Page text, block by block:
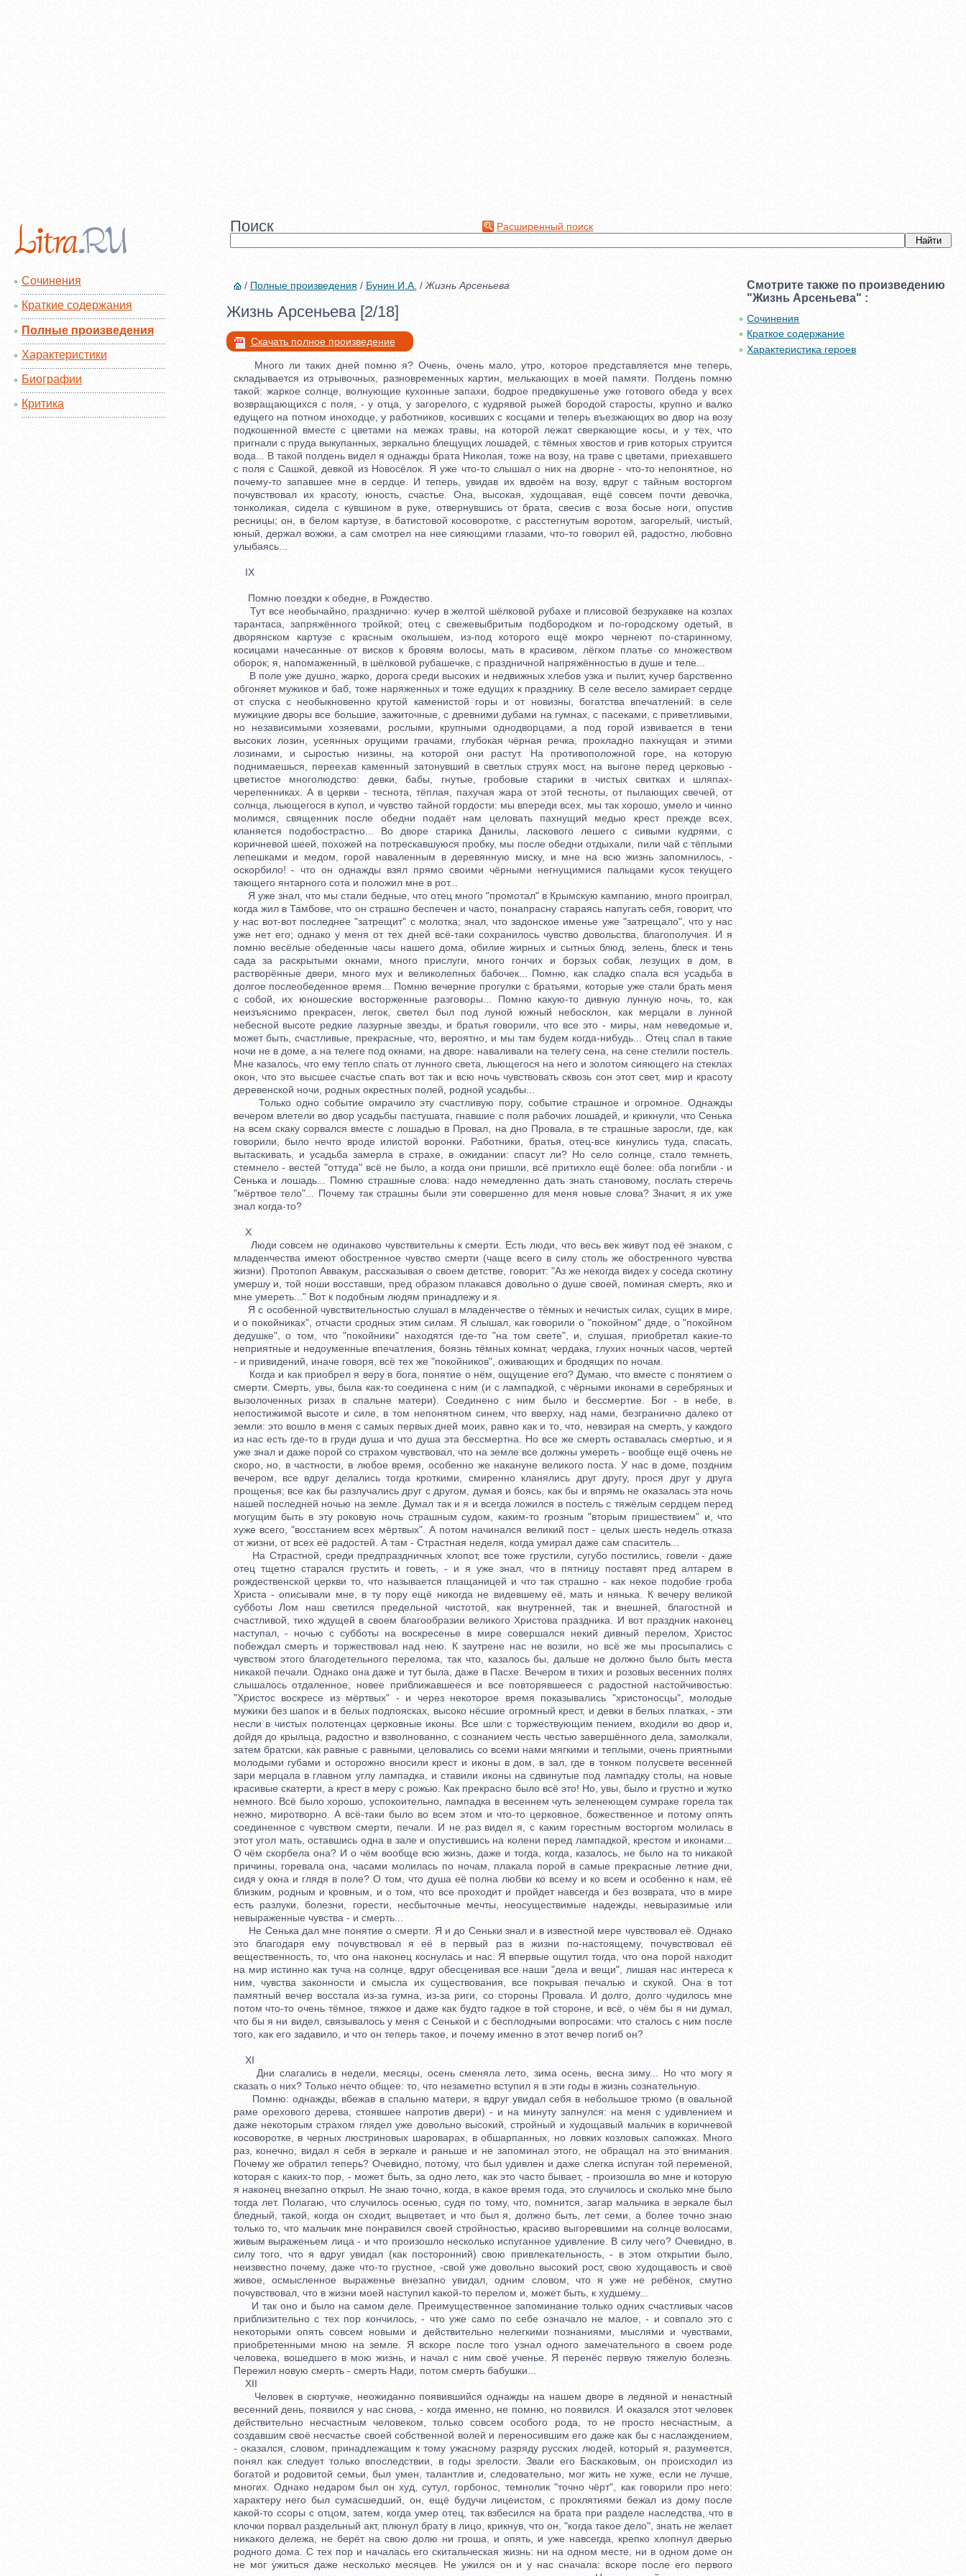
Поиск Расширенный поиск
Сочинения
Краткие содержания
Полные произведения
Характеристики
Биографии
Критика
/ Полные произведения / Бунин И.А. / Жизнь Арсеньева
Жизнь Арсеньева [2/18]
Скачать полное произведение
Много ли таких дней помню я? Очень, очень мало, утро, которое представляется мне теперь,
складывается из отрывочных, разновременных картин, мелькающих в моей памяти. Полдень помню
такой: жаркое солнце, волнующие кухонные запахи, бодрое предвкушенье уже готового обеда у всех
возвращающихся с поля, - у отца, у загорелого, с кудрявой рыжей бородой старосты, крупно и валко
едущего на потном иноходце, у работников, косивших с косцами и теперь въезжающих во двор на возу
подкошенной вместе с цветами на межах травы, на которой лежат сверкающие косы, и у тех, что
пригнали с пруда выкупанных, зеркально блещущих лошадей, с тёмных хвостов и грив которых струится
вода... В такой полдень видел я однажды брата Николая, тоже на возу, на траве с цветами, приехавшего
с поля с Сашкой, девкой из Новосёлок. Я уже что-то слышал о них на дворне - что-то непонятное, но
почему-то запавшее мне в сердце. И теперь, увидав их вдвоём на возу, вдруг с тайным восторгом
почувствовал их красоту, юность, счастье. Она, высокая, худощавая, ещё совсем почти девочка,
тонколикая, сидела с кувшином в руке, отвернувшись от брата, свесив с воза босые ноги, опустив
ресницы; он, в белом картузе, в батистовой косоворотке, с расстегнутым воротом, загорелый, чистый,
юный, держал вожжи, а сам смотрел на нее сияющими глазами, что-то говорил ей, радостно, любовно
улыбаясь...
IX
Помню поездки к обедне, в Рождество.
Тут все необычайно, празднично: кучер в желтой шёлковой рубахе и плисовой безрукавке на козлах
тарантаса, запряжённого тройкой; отец с свежевыбритым подбородком и по-городскому одетый, в
дворянском картузе с красным околышем, из-под которого ещё мокро чернеют по-старинному,
косицами начесанные от висков к бровям волосы, мать в красивом, лёгком платье со множеством
оборок; я, напомаженный, в шёлковой рубашечке, с праздничной напряжённостью в душе и теле...
В поле уже душно, жарко, дорога среди высоких и недвижных хлебов узка и пылит, кучер барственно
обгоняет мужиков и баб, тоже наряженных и тоже едущих к празднику. В селе весело замирает сердце
от спуска с необыкновенно крутой каменистой горы и от новизны, богатства впечатлений: в селе
мужицкие дворы все большие, зажиточные, с древними дубами на гумнах, с пасеками, с приветливыми,
но независимыми хозяевами, рослыми, крупными однодворцами, а под горой извивается в тени
высоких лозин, усеянных орущими грачами, глубокая чёрная речка, прохладно пахнущая и этими
лозинами, и сыростью низины, на которой они растут. На противоположной горе, на которую
поднимаешься, переехав каменный затонувший в светлых струях мост, на выгоне перед церковью -
цветистое многолюдство: девки, бабы, гнутые, гробовые старики в чистых свитках и шляпах-
черепенниках. А в церкви - теснота, тёплая, пахучая жара от этой тесноты, от пылающих свечей, от
солнца, льющегося в купол, и чувство тайной гордости: мы впереди всех, мы так хорошо, умело и чинно
молимся, священник после обедни подаёт нам целовать пахнущий медью крест прежде всех,
кланяется подобострастно... Во дворе старика Данилы, ласкового лешего с сивыми кудрями, с
коричневой шеей, похожей на потрескавшуюся пробку, мы после обедни отдыхали, пили чай с тёплыми
лепешками и медом, горой наваленным в деревянную миску, и мне на всю жизнь запомнилось, -
оскорбило! - что он однажды взял прямо своими чёрными негнущимися пальцами кусок текущего
тающего янтарного сота и положил мне в рот...
Я уже знал, что мы стали бедные, что отец много "промотал" в Крымскую кампанию, много проиграл,
когда жил в Тамбове, что он страшно беспечен и часто, понапрасну стараясь напугать себя, говорит, что
у нас вот-вот последнее "затрещит" с молотка; знал, что задонское именье уже "затрещало", что у нас
уже нет его; однако у меня от тех дней всё-таки сохранилось чувство довольства, благополучия. И я
помню весёлые обеденные часы нашего дома, обилие жирных и сытных блюд, зелень, блеск и тень
сада за раскрытыми окнами, много прислуги, много гончих и борзых собак, лезущих в дом, в
растворённые двери, много мух и великолепных бабочек... Помню, как сладко спала вся усадьба в
долгое послеобеденное время... Помню вечерние прогулки с братьями, которые уже стали брать меня
с собой, их юношеские восторженные разговоры... Помню какую-то дивную лунную ночь, то, как
неизъяснимо прекрасен, легок, светел был под луной южный небосклон, как мерцали в лунной
небесной высоте редкие лазурные звезды, и братья говорили, что все это - миры, нам неведомые и,
может быть, счастливые, прекрасные, что, вероятно, и мы там будем когда-нибудь... Отец спал в такие
ночи не в доме, а на телеге под окнами, на дворе: наваливали на телегу сена, на сене стелили постель.
Мне казалось, что ему тепло спать от лунного света, льющегося на него и золотом сияющего на стеклах
окон, что это высшее счастье спать вот так и всю ночь чувствовать сквозь сон этот свет, мир и красоту
деревенской ночи, родных окрестных полей, родной усадьбы...
Только одно событие омрачило эту счастливую пору, событие страшное и огромное. Однажды
вечером влетели во двор усадьбы пастушата, гнавшие с поля рабочих лошадей, и крикнули, что Сенька
на всем скаку сорвался вместе с лошадью в Провал, на дно Провала, в те страшные заросли, где, как
говорили, было нечто вроде илистой воронки. Работники, братья, отец-все кинулись туда, спасать,
вытаскивать, и усадьба замерла в страхе, в ожидании: спасут ли? Но село солнце, стало темнеть,
стемнело - вестей "оттуда" всё не было, а когда они пришли, всё притихло ещё более: оба погибли - и
Сенька и лошадь... Помню страшные слова: надо немедленно дать знать становому, послать стеречь
"мёртвое тело"... Почему так страшны были эти совершенно для меня новые слова? Значит, я их уже
знал когда-то?
X
Люди совсем не одинаково чувствительны к смерти. Есть люди, что весь век живут под её знаком, с
младенчества имеют обостренное чувство смерти (чаще всего в силу столь же обостренного чувства
жизни). Протопоп Аввакум, рассказывая о своем детстве, говорит: "Аз же некогда видех у соседа скотину
умершу и, той ноши восставши, пред образом плакався довольно о душе своей, поминая смерть, яко и
мне умереть..." Вот к подобным людям принадлежу и я.
Я с особенной чувствительностью слушал в младенчестве о тёмных и нечистых силах, сущих в мире,
и о покойниках", отчасти сродных этим силам. Я слышал, как говорили о "покойном" дяде, о "покойном
дедушке", о том, что "покойники" находятся где-то "на том свете", и, слушая, приобретал какие-то
неприятные и недоуменные впечатления, боязнь тёмных комнат, чердака, глухих ночных часов, чертей
- и привидений, иначе говоря, всё тех же "покойников", оживающих и бродящих по ночам.
Когда и как приобрел я веру в бога, понятие о нём, ощущение его? Думаю, что вместе с понятием о
смерти. Смерть, увы, была как-то соединена с ним (и с лампадкой, с чёрными иконами в серебряных и
вызолоченных ризах в спальне матери). Соединено с ним было и бессмертие. Бог - в небе, в
непостижимой высоте и силе, в том непонятном синем, что вверху, над нами, безгранично далеко от
земли: это вошло в меня с самых первых дней моих, равно как и то, что, невзирая на смерть, у каждого
из нас есть где-то в груди душа и что душа эта бессмертна. Но все же смерть оставалась смертью, и я
уже знал и даже порой со страхом чувствовал, что на земле все должны умереть - вообще ещё очень не
скоро, но, в частности, в любое время, особенно же накануне великого поста. У нас в доме, поздним
вечером, все вдруг делались тогда кроткими, смиренно кланялись друг другу, прося друг у друга
прощенья; все как бы разлучались друг с другом, думая и боясь, как бы и впрямь не оказалась эта ночь
нашей последней ночью на земле. Думал так и я и всегда ложился в постель с тяжёлым сердцем перед
могущим быть в эту роковую ночь страшным судом, каким-то грозным "вторым пришествием" и, что
хуже всего, "восстанием всех мёртвых". А потом начинался великий пост - целых шесть недель отказа
от жизни, от всех её радостей. А там - Страстная неделя, когда умирал даже сам спаситель...
На Страстной, среди предпраздничных хлопот, все тоже грустили, сугубо постились, говели - даже
отец тщетно старался грустить и говеть, - и я уже знал, что в пятницу поставят пред алтарем в
рождественской церкви то, что называется плащаницей и что так страшно - как некое подобие гроба
Христа - описывали мне, в ту пору ещё никогда не видевшему её, мать и нянька. К вечеру великой
субботы Лом наш светился предельной чистотой, как внутренней, так и внешней, благостной и
счастливой, тихо ждущей в своем благообразии великого Христова праздника. И вот праздник наконец
наступал, - ночью с субботы на воскресенье в мире совершался некий дивный перелом, Христос
побеждал смерть и торжествовал над нею. К заутрене нас не возили, но всё же мы просыпались с
чувством этого благодетельного перелома, так что, казалось бы, дальше не должно было быть места
никакой печали. Однако она даже и тут была, даже в Пасхе. Вечером в тихих и розовых весенних полях
слышалось отдаленное, новее приближавшееся и все повторявшееся с радостной настойчивостью:
"Христос воскресе из мёртвых" - и через некоторое время показывались "христоносцы", молодые
мужики без шапок и в белых подпоясках, высоко нёсшие огромный крест, и девки в белых платках, - эти
несли в чистых полотенцах церковные иконы. Все шли с торжествующим пением, входили во двор и,
дойдя до крыльца, радостно и взволнованно, с сознанием честь честью завершённого дела, замолкали,
затем братски, как равные с равными, целовались со всеми нами мягкими и теплыми, очень приятными
молодыми губами и осторожно вносили крест и иконы в дом, в зал, где в тонком полусвете весенней
зари мерцала в главном углу лампадка, и ставили иконы на сдвинутые под лампадку столы, на новые
красивые скатерти, а крест в меру с рожью. Как прекрасно было всё это! Но, увы, было и грустно и жутко
немного. Всё было хорошо, успокоительно, лампадка в весеннем чуть зеленеющем сумраке горела так
нежно, миротворно. А всё-таки было во всем этом и что-то церковное, божественное и потому опять
соединенное с чувством смерти, печали. И не раз видел я, с каким горестным восторгом молилась в
этот угол мать, оставшись одна в зале и опустившись на колени перед лампадкой, крестом и иконами...
О чём скорбела она? И о чём вообще всю жизнь, даже и тогда, когда, казалось, не было на то никакой
причины, горевала она, часами молилась по ночам, плакала порой в самые прекрасные летние дни,
сидя у окна и глядя в поле? О том, что душа её полна любви ко всему и ко всем и особенно к нам, её
близким, родным и кровным, и о том, что все проходит и пройдет навсегда и без возврата, что в мире
есть разлуки, болезни, горести, несбыточные мечты, неосуществимые надежды, невыразимые или
невыраженные чувства - и смерть...
Не Сенька дал мне понятие о смерти. Я и до Сеньки знал и в известной мере чувствовал её. Однако
это благодаря ему почувствовал я её в первый раз в жизни по-настоящему, почувствовал её
вещественность, то, что она наконец коснулась и нас. Я впервые ощутил тогда, что она порой находит
на мир истинно как туча на солнце, вдруг обесценивая все наши "дела и вещи", лишая нас интереса к
ним, чувства законности и смысла их существования, все покрывая печалью и скукой. Она в тот
памятный вечер восстала из-за гумна, из-за риги, со стороны Провала. И долго, долго чудилось мне
потом что-то очень тёмное, тяжкое и даже как будто гадкое в той стороне, и всё, о чём бы я ни думал,
что бы я ни видел, связывалось у меня с Сенькой и с бесплодными вопросами: что сталось с ним после
того, как его задавило, и что он теперь такое, и почему именно в этот вечер погиб он?
XI
Дни слагались в недели, месяцы, осень сменяла лето, зима осень, весна зиму... Но что могу я
сказать о них? Только нечто общее: то, что незаметно вступил я в эти годы в жизнь сознательную.
Помню: однажды, вбежав в спальню матери, я вдруг увидал себя в небольшое трюмо (в овальной
раме орехового дерева, стоявшее напротив двери) - и на минуту запнулся: на меня с удивлением и
даже некоторым страхом глядел уже довольно высокий, стройный и худощавый мальчик в коричневой
косоворотке, в черных люстриновых шароварах, в обшарпанных, но ловких козловых сапожках. Много
раз, конечно, видал я себя в зеркале и раньше и не запоминал этого, не обращал на это внимания.
Почему же обратил теперь? Очевидно, потому, что был удивлен и даже слегка испуган той переменой,
которая с каких-то пор, - может быть, за одно лето, как это часто бывает, - произошла во мне и которую
я наконец внезапно открыл. Не знаю точно, когда, в какое время года, это случилось и сколько мне было
тогда лет. Полагаю, что случилось осенью, судя по тому, что, помнится, загар мальчика в зеркале был
бледный, такой, когда он сходит, выцветает, и что был я, должно быть, лет семи, а более точно знаю
только то, что мальчик мне понравился своей стройностью, красиво выгоревшими на солнце волосами,
живым выраженьем лица - и что произошло несколько испуганное удивление. В силу чего? Очевидно, в
силу того, что я вдруг увидал (как посторонний) свою привлекательность, - в этом открытии было,
неизвестно почему, даже что-то грустное, -свой уже довольно высокий рост, свою худощавость и своё
живое, осмысленное выраженье внезапно увидал, одним словом, что я уже не ребёнок, смутно
почувствовал, что в жизни моей наступил какой-то перелом и, может быть, к худшему...
И так оно и было на самом деле. Преимущественное запоминание только одних счастливых часов
приблизительно с тех пор кончилось, - что уже само по себе означало не малое, - и совпало это с
некоторыми опять совсем новыми и действительно нелегкими познаниями, мыслями и чувствами,
приобретенными мною на земле. Я вскоре после того узнал одного замечательного в своем роде
человека, вошедшего в мою жизнь, и начал с ним своё ученье. Я перенёс первую тяжелую болезнь.
Пережил новую смерть - смерть Нади, потом смерть бабушки...
XII
Человек в сюртучке, неожиданно появившийся однажды на нашем дворе в ледяной и ненастный
весенний день, появился у нас снова, - когда именно, не помню, но появился. И оказался этот человек
действительно несчастным человеком, только совсем особого рода, то не просто несчастным, а
создавшим своё несчастье своей собственной волей и переносившим его даже как бы с наслаждением,
- оказался, словом, принадлежащим к тому ужасному разряду русских людей, который я, разумеется,
понял как следует только впоследствии, в годы зрелости. Звали его Баскаковым, он происходил из
богатой и родовитой семьи, был умен, талантлив и, следовательно, мог жить не хуже, если не лучше,
многих. Однако недаром был он худ, сутул, горбонос, темнолик "точно чёрт", как говорили про него:
характеру него был сумасшедший, он, ещё будучи лицеистом, с проклятиями бежал из дому после
какой-то ссоры с отцом, затем, когда умер отец, так взбесился на брата при разделе наследства, что в
клочки порвал раздельный акт, плюнул брату в лицо, крикнув, что он, "когда такое дело", знать не желает
никакого дележа, не берёт на свою долю ни гроша, и опять, и уже навсегда, крепко хлопнул дверью
родного дома. С тех пор и началась его скитальческая жизнь: ни на одном месте, ни в одном доме он
не мог ужиться даже несколько месяцев. Не ужился он и у нас сначала: вскоре после его первого
Смотрите также по произведению
"Жизнь Арсеньева" :
Сочинения
Краткое содержание
Характеристика героев